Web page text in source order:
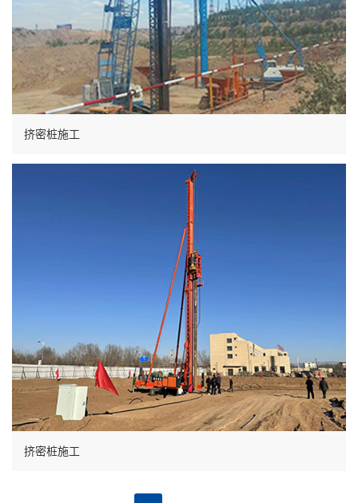
挤密桩施工
挤密桩施工